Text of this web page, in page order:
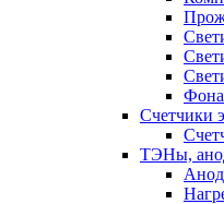
Счетчики
ТЭНы,